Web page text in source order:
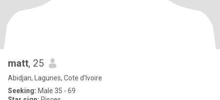
matt, 25
Abidjan, Lagunes, Cote d'Ivoire
Seeking: Male 35 - 69